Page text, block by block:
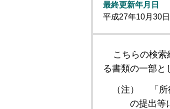
最終更新年月日
平成27年10月30日
こちらの検
る書類の一部と
（注）
「
の提出等